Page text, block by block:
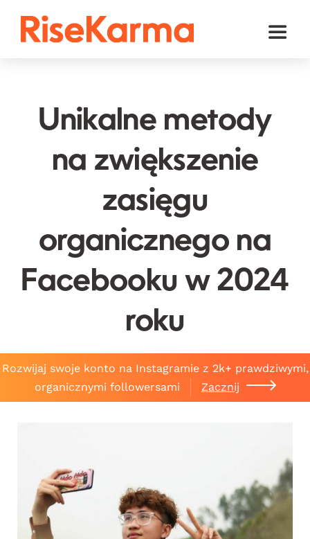
Toggle
TikTok
YouTube
Inne
Koszyk
Unikalne metody
na zwiększenie
zasięgu
organicznego na
Facebooku w 2024
roku
Rozwijaj swoje konto na Instagramie z 2k+ prawdziwymi,
organicznymi followersami
Zacznij